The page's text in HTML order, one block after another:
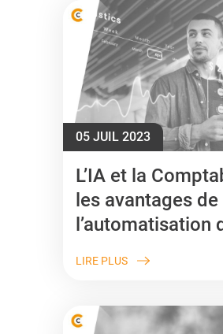
05 JUIL 2023
L’IA et la
les avantages de
l’automatisation
LIRE PLUS